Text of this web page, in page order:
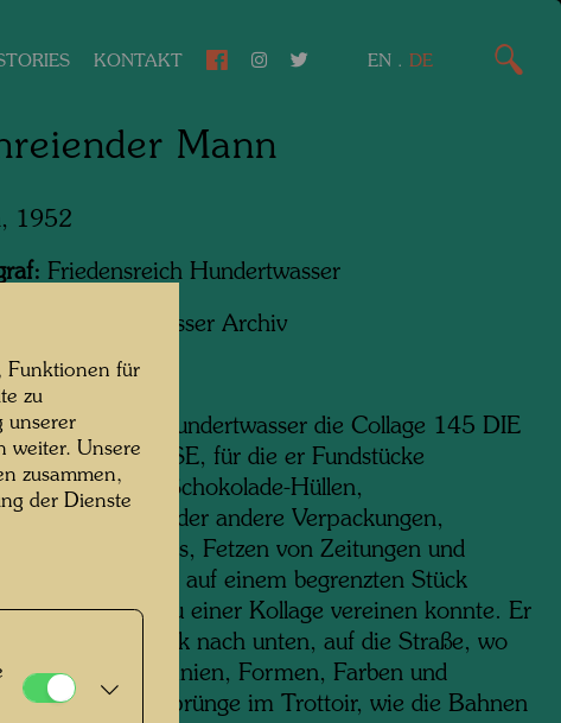
KONTAKT EN . DE
Mann
1952
Friedensreich Hundertwasser
Hundertwasser Archiv
1952 schuf Hundertwasser die Collage 145 DIE
DER STRASSE, für die er Fundstücke
Müll wie Schokolade-Hüllen,
oder andere Verpackungen,
Kinobillets, Fetzen von Zeitungen und
was immer er auf einem begrenzten Stück
sammeln und zu einer Kollage vereinen konnte. Er
vom Blick nach unten, auf die Straße, wo
Linien, Formen, Farben und
die Sprünge im Trottoir, wie die Bahnen
Funktionen für
zu
unserer
weiter. Unsere
zusammen,
der Dienste